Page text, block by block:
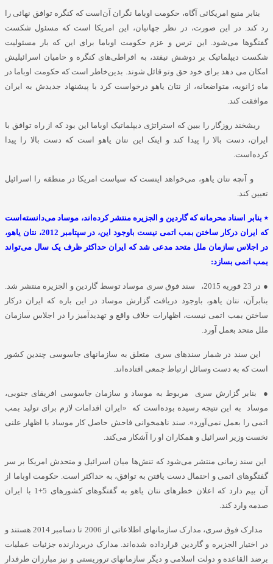
بنابر منبع امریکائی آگاه، حکومت اوباما نگران آن‌است که کنگره توافق نهائی را
رد کند. در این صورت، در نظر جهانیان، این امریکا است که مسئول شکست
گفتگوها می‌شود. این ترس و عزم حکومت اوباما برای این که بار مسئولیت
شکست دیپلماتیک بر دوشش نیفتد، به افراطی‌های کنگره و حامیان اسرائیلیش
امکان می دهد برای خود حق وتو قائل شوند. بدین‌خاطر است که حکومت اوباما در
ماه ژانویه، متواضعانه، از نتان یاهو درخواست کرد با پیشنهاد جدیدش به ایران
موافقت کند.
ریشخند روزگار را ببین که استراتژی دیپلماتیک اوباما این بود که از راه توافق با
ایران، دست بالا را پیدا کند و اینک این نتان یاهو است که دست بالا را پیدا
کرده‌است.
و آنچه نتان یاهو، می‌خواهد اینست که سیاست امریکا در منطقه را اسرائیل
تعیین کند.
٭ بنابر اسناد محرمانه که گاردین و الجزیره منتشر کرده‌اند، موساد می‌دانسته‌است
که ایران درکار ساختن بمب اتمی نیست باوجود این، در سپتامبر 2012، نتان یاهو،
در اجلاس سازمان ملل متحد مدعی شد که ایران حداکثر ظرف یک سال می‌تواند
بمب اتمی بسازد:
●
در 23 فوریه 2015، سند فوق سری موساد توسط گاردین و الجزیره منتشر شد.
بنابرآن، نتان یاهو، باوجود دریافت گزارش موساد در این باره که ایران درکار
ساختن بمب اتمی نیست، اظهارات خلاف واقع و تهدیدآمیز را در اجلاس سازمان
ملل متحد بعمل آورد.
این سند در شمار سندهای سری متعلق به سازمانهای جاسوسی چندین کشور
است که به دست وسائل ارتباط جمعی افتاده‌اند.
● بنابر گزارش سری مربوط به موساد و سازمان جاسوسی افریقای جنوبی،
موساد به این نتیجه رسیده بوده‌است که «ایران اقدامات لازم برای تولید بمب
اتمی را بعمل نمی‌آورد». سند ناهمخوانی فاحش حاصل کار موساد با اظهار علنی
نخست وزیر اسرائیل و همکاران او را آشکار می‌کند.
این سند زمانی منتشر می‌شود که تنش‌ها میان اسرائیل و متحدش امریکا بر سر
گفتگوهای اتمی و احتمال دست یافتن به توافق، به حداکثر است. حکومت اوباما از
آن بیم دارد که اعلان خطرهای نتان یاهو به گفتگوهای کشورهای 5+1 با ایران
صدمه وارد کند.
مدارک فوق سری، مدارک سازمانهای اطلاعاتی از 2006 تا دسامبر 2014 هستند و
در اختیار الجزیره و گاردین قرارداده شده‌اند. مدارک دربردارنده جزئیات عملیات
برضد القاعده و دولت اسلامی و دیگر سازمانهای تروریستی و نیز مبارزان طرفدار